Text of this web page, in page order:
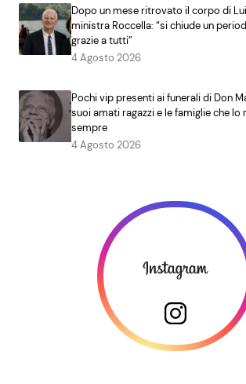
Dopo un mese ritrovato il corpo di
ministra Roccella: “si chiude un
grazie a tutti”
4 Agosto 2026
Pochi vip presenti ai funerali di Don
suoi amati ragazzi e le famiglie che
sempre
4 Agosto 2026